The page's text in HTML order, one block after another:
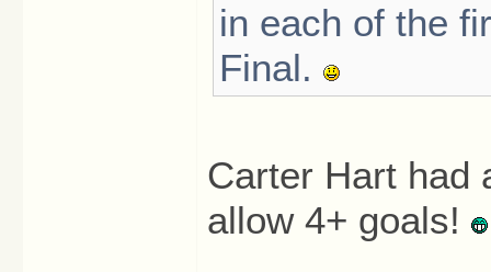
in each of the
Final.
Carter Hart had
allow 4+ goals!